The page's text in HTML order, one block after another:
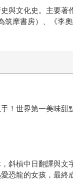
與文化史。主要著
摩書房）、《李
！世界第一美味甜
斜槓中日翻譯與文
恐龍的女孩，最終